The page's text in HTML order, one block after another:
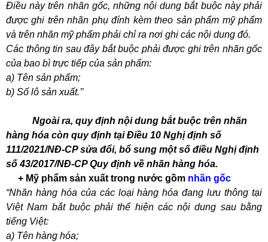
Điều này trên nhãn gốc, những nội dung bắt buộc này phải
được ghi trên nhãn phụ đính kèm theo sản phẩm mỹ phẩm
và trên nhãn mỹ phẩm phải chỉ ra nơi ghi các nội dung đó.
Các thông tin sau đây bắt buộc phải được ghi trên nhãn gốc
của bao bì trực tiếp của sản phẩm:
a) Tên sản phẩm;
b) Số lô sản xuất.’’
Ngoài ra, quy định nội dung bắt buộc trên nhãn
hàng hóa còn quy định tại Điều 10 Nghị định số
111/2021/NĐ-CP sửa đổi, bổ sung một số điều Nghị định
số 43/2017/NĐ-CP Quy định về nhãn hàng hóa.
+ Mỹ phẩm sản xuất trong nước gồm nhãn gốc
“Nhãn hàng hóa của các loại hàng hóa đang lưu thông tại
Việt Nam bắt buộc phải thể hiện các nội dung sau bằng
tiếng Việt:
a) Tên hàng hóa;